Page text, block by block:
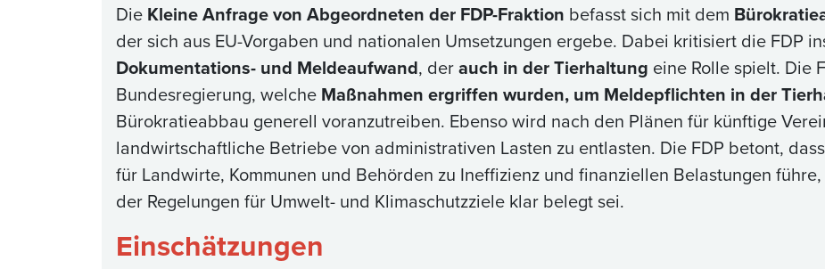
Die Kleine Anfrage von Abgeordneten der FDP-Fraktion befasst sich mit dem
der sich aus EU-Vorgaben und nationalen Umsetzungen ergebe. Dabei kritisiert die FDP
Dokumentations- und Meldeaufwand, derauch in der Tierhaltung eine Rolle spielt. Die
Bundesregierung, welche Maßnahmen ergriffen wurden, um Meldepflichten in der
Bürokratieabbau generell voranzutreiben. Ebenso wird nach den Plänen für künftige
landwirtschaftliche Betriebe von administrativen Lasten zu entlasten. Die FDP betont,
für Landwirte, Kommunen und Behörden zu Ineffizienz und finanziellen Belastungen
der Regelungen für Umwelt- und Klimaschutzziele klar belegt sei.
Einschätzungen